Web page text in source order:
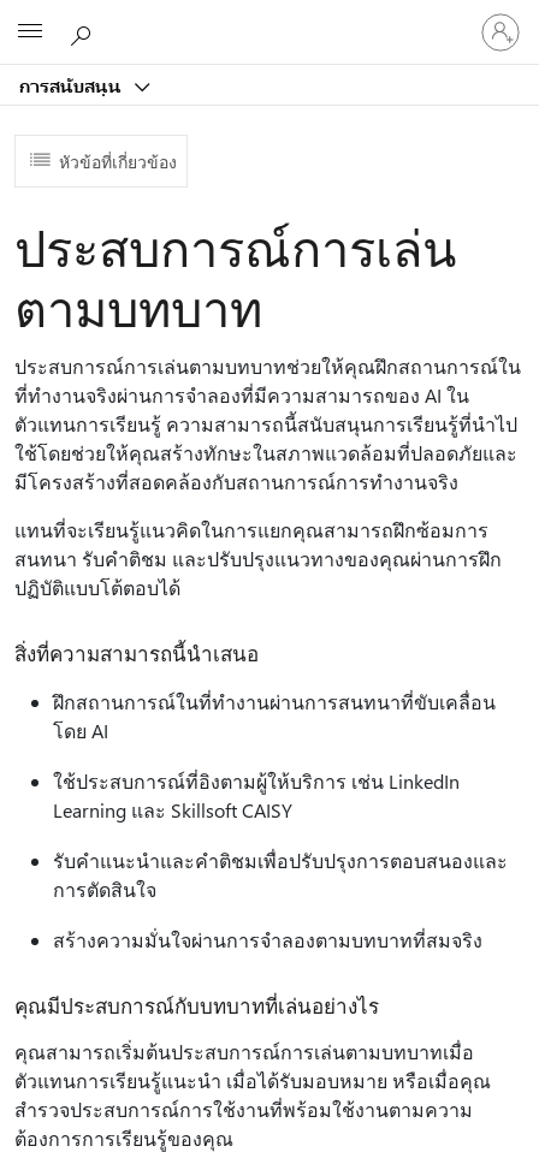
การสนับสนุน
ลงชื่อ
เข้า
บัญชี
หัวข้อที่เกี่ยวข้อง
ประสบการณ์การเล่น
ตามบทบาท
ประสบการณ์การเล่นตามบทบาทช่วยให้คุณฝึกสถานการณ์ใน
ที่ทํางานจริงผ่านการจําลองที่มีความสามารถของ AI ใน
ตัวแทนการเรียนรู้ ความสามารถนี้สนับสนุนการเรียนรู้ที่นําไป
ใช้โดยช่วยให้คุณสร้างทักษะในสภาพแวดล้อมที่ปลอดภัยและ
มีโครงสร้างที่สอดคล้องกับสถานการณ์การทํางานจริง
แทนที่จะเรียนรู้แนวคิดในการแยกคุณสามารถฝึกซ้อมการ
สนทนา รับคําติชม และปรับปรุงแนวทางของคุณผ่านการฝึก
ปฏิบัติแบบโต้ตอบได้
สิ่งที่ความสามารถนี้นําเสนอ
ฝึกสถานการณ์ในที่ทํางานผ่านการสนทนาที่ขับเคลื่อน
โดย AI
ใช้ประสบการณ์ที่อิงตามผู้ให้บริการ เช่น LinkedIn
Learning และ Skillsoft CAISY
รับคําแนะนําและคําติชมเพื่อปรับปรุงการตอบสนองและ
การตัดสินใจ
สร้างความมั่นใจผ่านการจําลองตามบทบาทที่สมจริง
คุณมีประสบการณ์กับบทบาทที่เล่นอย่างไร
คุณสามารถเริ่มต้นประสบการณ์การเล่นตามบทบาทเมื่อ
ตัวแทนการเรียนรู้แนะนํา เมื่อได้รับมอบหมาย หรือเมื่อคุณ
สํารวจประสบการณ์การใช้งานที่พร้อมใช้งานตามความ
ต้องการการเรียนรู้ของคุณ